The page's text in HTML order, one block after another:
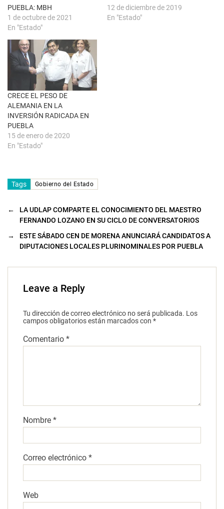
a
n
u
e
v
)
a
b
r
u
n
a
v
n
t
a
n
a
n
u
e
a
)
PUEBLA: MBH
1 de octubre de 2021
En "Estado"
12 de diciembre de 2019
En "Estado"
CRECE EL PESO DE
ALEMANIA EN LA
INVERSIÓN RADICADA EN
PUEBLA
15 de enero de 2020
En "Estado"
Tags Gobierno del Estado
←
LA UDLAP COMPARTE EL CONOCIMIENTO DEL MAESTRO
FERNANDO LOZANO EN SU CICLO DE CONVERSATORIOS
→
ESTE SÁBADO CEN DE MORENA ANUNCIARÁ CANDIDATOS A
DIPUTACIONES LOCALES PLURINOMINALES POR PUEBLA
Leave a Reply
Tu dirección de correo electrónico no será publicada. Los
campos obligatorios están marcados con *
Comentario *
Nombre *
Correo electrónico *
Web